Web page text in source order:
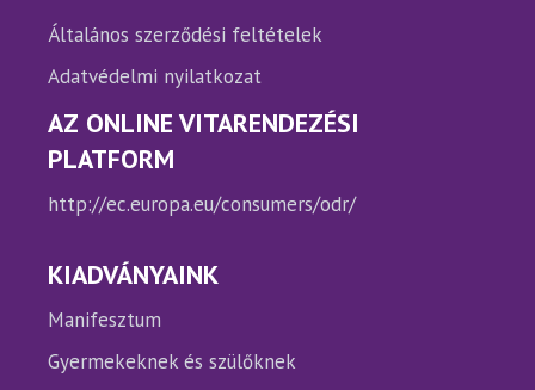
Általános szerződési feltételek
Adatvédelmi nyilatkozat
AZ ONLINE VITARENDEZÉSI
PLATFORM
http://ec.europa.eu/consumers/odr/
KIADVÁNYAINK
Manifesztum
Gyermekeknek és szülőknek